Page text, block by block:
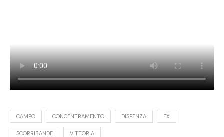
CAMPO CONCENTRAMENTO DISPENZA EX
SCORRIBANDE VITTORIA